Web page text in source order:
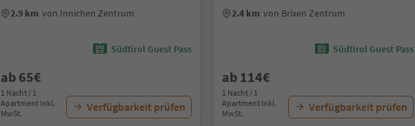
2.9 km von Innichen Zentrum
Südtirol Guest Pass
ab 65€
1 Nacht / 1
Apartment Inkl.
MwSt.
Verfügbarkeit prüfen
2.4 km von Brixen Zentrum
Südtirol Guest Pass
ab 114€
1 Nacht / 1
Apartment Inkl.
MwSt.
Verfügbarkeit prüfen